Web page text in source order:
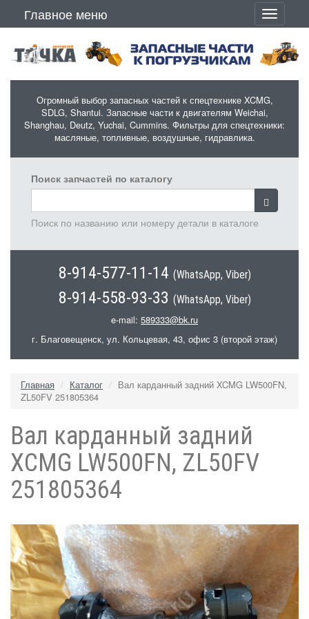
Главное меню
Toggle
Огромный выбор запасных частей к спецтехнике XCMG,
SDLG, Shantui. Запасные части к двигателям Weichai,
Shanghau, Deutz, Yuchai, Cummins. Фильтры для спецтехники:
масляные, топливные, воздушные, гидравлика.
Поиск запчастей по каталогу
Поиск по названию или номеру детали в каталоге
8-914-577-11-14 (WhatsApp, Viber)
8-914-558-93-33 (WhatsApp, Viber)
e-mail: 589333@bk.ru
г. Благовещенск, ул. Кольцевая, 43, офис 3 (второй этаж)
Главная Каталог
Вал карданный задний XCMG LW500FN,
ZL50FV 251805364
Вал карданный задний
XCMG LW500FN, ZL50FV
251805364